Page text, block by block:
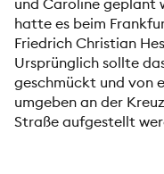
und Caroline geplant
hatte es beim
Friedrich Christian
Ursprünglich sollte
geschmückt und von
umgeben an der
Straße aufgestellt